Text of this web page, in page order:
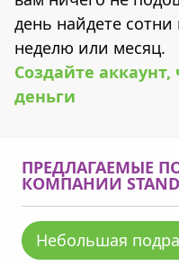
день найдете
неделю или месяц.
Создайте
деньги
ПРЕДЛАГАЕМЫЕ
КОМПАНИИ
Небольшая